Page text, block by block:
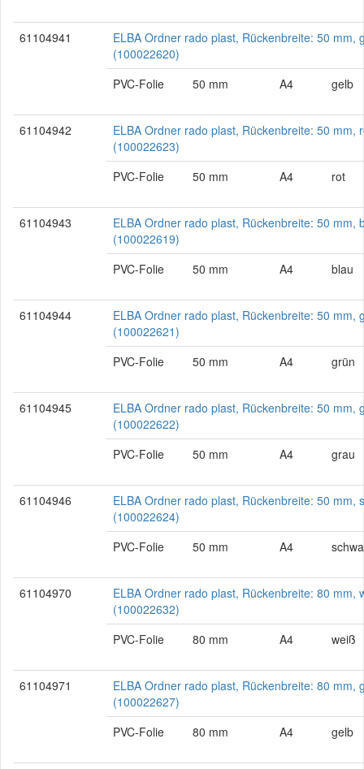
61104941
ELBA Ordner rado plast, Rückenbreite: 50 mm,
(100022620)
PVC-Folie
50 mm A4 gelb
61104942
ELBA Ordner rado plast, Rückenbreite: 50 mm,
(100022623)
PVC-Folie
50 mm A4 rot
61104943
ELBA Ordner rado plast, Rückenbreite: 50 mm,
(100022619)
PVC-Folie
50 mm A4 blau
61104944
ELBA Ordner rado plast, Rückenbreite: 50 mm,
(100022621)
PVC-Folie
50 mm A4 grün
61104945
ELBA Ordner rado plast, Rückenbreite: 50 mm,
(100022622)
PVC-Folie
50 mm A4 grau
61104946
ELBA Ordner rado plast, Rückenbreite: 50 mm,
(100022624)
PVC-Folie
50 mm A4
61104970
ELBA Ordner rado plast, Rückenbreite: 80 mm,
(100022632)
PVC-Folie
80 mm A4 weiß
61104971
ELBA Ordner rado plast, Rückenbreite: 80 mm,
(100022627)
PVC-Folie
80 mm A4 gelb